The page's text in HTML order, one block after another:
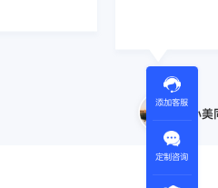
王伟
添加客服
定制咨询